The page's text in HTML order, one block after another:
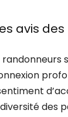
avis
des